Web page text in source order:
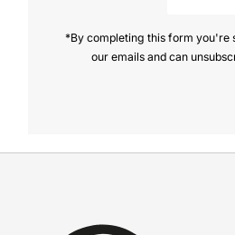
*By completing this form you're
our emails and can